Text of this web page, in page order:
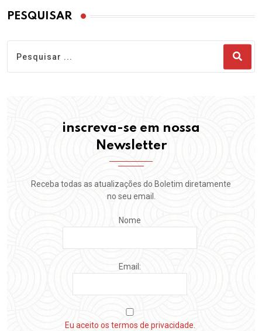
PESQUISAR
inscreva-se em nossa
Newsletter
Receba todas as atualizações do Boletim diretamente
no seu email.
Nome
Email:
Eu aceito os termos de privacidade.